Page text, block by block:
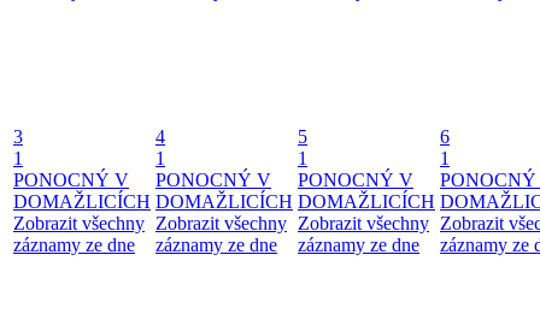
3
1
PONOCNÝ V
DOMAŽLICÍCH
Zobrazit všechny
záznamy ze dne
4
1
PONOCNÝ V
DOMAŽLICÍCH
Zobrazit všechny
záznamy ze dne
5
1
PONOCNÝ V
DOMAŽLICÍCH
Zobrazit všechny
záznamy ze dne
6
1
Zobrazit
záznamy ze